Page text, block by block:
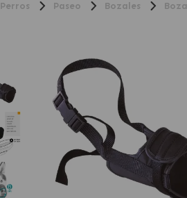
Perros Paseo Bozales